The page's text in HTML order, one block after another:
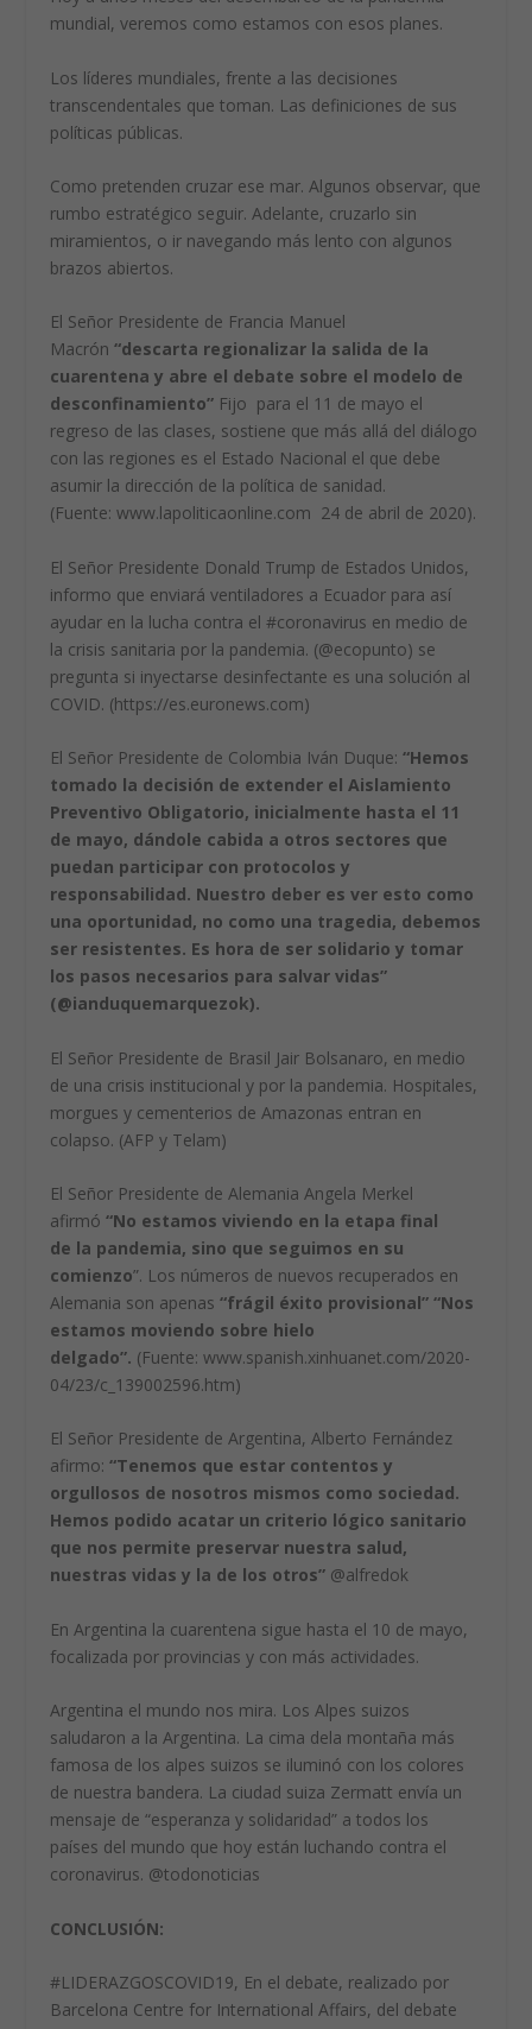
mundial, veremos como estamos con esos planes.
Los líderes mundiales, frente a las decisiones
transcendentales que toman. Las definiciones de sus
políticas públicas.
Como pretenden cruzar ese mar. Algunos observar, que
rumbo estratégico seguir. Adelante, cruzarlo sin
miramientos, o ir navegando más lento con algunos
brazos abiertos.
El Señor Presidente de Francia Manuel
Macrón“descarta regionalizar la salida de la
cuarentena y abre el debate sobre el modelo de
desconfinamiento” Fijo para el 11 de mayo el
regreso de las clases, sostiene que más allá del diálogo
con las regiones es el Estado Nacional el que debe
asumir la dirección de la política de sanidad.
(Fuente: www.lapoliticaonline.com 24 de abril de 2020).
El Señor Presidente Donald Trump de Estados Unidos,
informo que enviará ventiladores a Ecuador para así
ayudar en la lucha contra el #coronavirus en medio de
la crisis sanitaria por la pandemia. (@ecopunto) se
pregunta si inyectarse desinfectante es una solución al
COVID. (https://es.euronews.com)
El Señor Presidente de Colombia Iván Duque:“Hemos
tomado la decisión de extender el Aislamiento
Preventivo Obligatorio, inicialmente hasta el 11
de mayo, dándole cabida a otros sectores que
puedan participar con protocolos y
responsabilidad. Nuestro deber es ver esto como
una oportunidad, no como una tragedia, debemos
ser resistentes. Es hora de ser solidario y tomar
los pasos necesarios para salvar vidas”
(@ianduquemarquezok).
El Señor Presidente de Brasil Jair Bolsanaro, en medio
de una crisis institucional y por la pandemia. Hospitales,
morgues y cementerios de Amazonas entran en
colapso. (AFP y Telam)
El Señor Presidente de Alemania Angela Merkel
afirmó“No estamos viviendo en la etapa final
de la pandemia, sino que seguimos en su
comienzo”. Los números de nuevos recuperados en
Alemania son apenas“frágil éxito provisional” “Nos
estamos moviendo sobre hielo
delgado”. (Fuente: www.spanish.xinhuanet.com/2020-
04/23/c_139002596.htm)
El Señor Presidente de Argentina, Alberto Fernández
afirmo:“Tenemos que estar contentos y
orgullosos de nosotros mismos como sociedad.
Hemos podido acatar un criterio lógico sanitario
que nos permite preservar nuestra salud,
nuestras vidas y la de los otros” @alfredok
En Argentina la cuarentena sigue hasta el 10 de mayo,
focalizada por provincias y con más actividades.
Argentina el mundo nos mira. Los Alpes suizos
saludaron a la Argentina. La cima dela montaña más
famosa de los alpes suizos se iluminó con los colores
de nuestra bandera. La ciudad suiza Zermatt envía un
mensaje de “esperanza y solidaridad” a todos los
países del mundo que hoy están luchando contra el
coronavirus. @todonoticias
CONCLUSIÓN:
#LIDERAZGOSCOVID19, En el debate, realizado por
Barcelona Centre for International Affairs, del debate